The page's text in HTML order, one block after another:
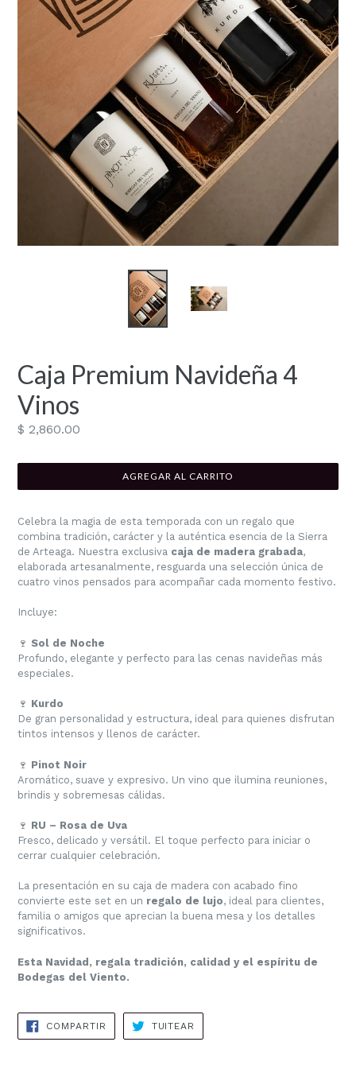
Caja Premium Navideña 4
Vinos
Precio
$ 2,860.00
AGREGAR AL CARRITO
Celebra la magia de esta temporada con un regalo que
combina tradición, carácter y la auténtica esencia de la Sierra
de Arteaga. Nuestra exclusiva caja de madera grabada,
elaborada artesanalmente, resguarda una selección única de
cuatro vinos pensados para acompañar cada momento festivo.
Incluye:
🍷 Sol de Noche
Profundo, elegante y perfecto para las cenas navideñas más
especiales.
🍷 Kurdo
De gran personalidad y estructura, ideal para quienes disfrutan
tintos intensos y llenos de carácter.
🍷 Pinot Noir
Aromático, suave y expresivo. Un vino que ilumina reuniones,
brindis y sobremesas cálidas.
🍷 RU – Rosa de Uva
Fresco, delicado y versátil. El toque perfecto para iniciar o
cerrar cualquier celebración.
La presentación en su caja de madera con acabado fino
convierte este set en un regalo de lujo, ideal para clientes,
familia o amigos que aprecian la buena mesa y los detalles
significativos.
Esta Navidad, regala tradición, calidad y el espíritu de
Bodegas del Viento.
COMPARTIR COMPARTIR
EN
FACEBOOK
TUITEAR
TWITTER